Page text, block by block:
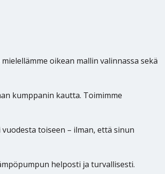
oikean mallin valinnassa sekä
kumppanin kautta. Toimimme
toiseen – ilman, että sinun
helposti ja turvallisesti.